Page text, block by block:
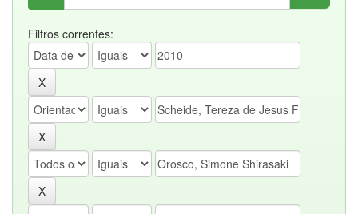
Filtros correntes: